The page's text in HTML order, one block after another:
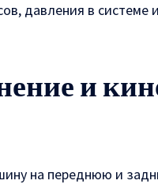
давления в системе
и
на переднюю и